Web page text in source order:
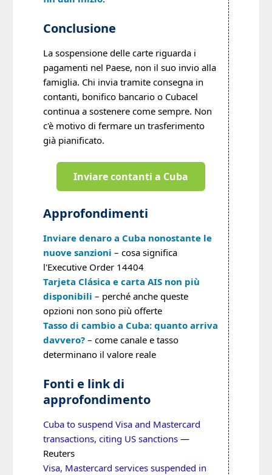
Conclusione
La sospensione delle carte riguarda i
pagamenti nel Paese, non il suo invio alla
famiglia. Chi invia tramite consegna in
contanti, bonifico bancario o Cubacel
continua a sostenere come sempre. Non
c'è motivo di fermare un trasferimento
già pianificato.
Inviare contanti a Cuba
Approfondimenti
Inviare denaro a Cuba nonostante le
nuove sanzioni – cosa significa
l'Executive Order 14404
Tarjeta Clásica e carta AIS non più
disponibili – perché anche queste
opzioni non sono più offerte
Tasso di cambio a Cuba: quanto arriva
davvero? – come canale e tasso
determinano il valore reale
Fonti e link di
approfondimento
Cuba to suspend Visa and Mastercard
transactions, citing US sanctions —
Reuters
Visa, Mastercard services suspended in